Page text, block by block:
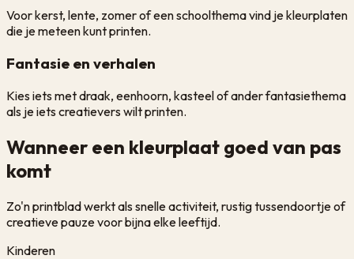
Voor kerst, lente, zomer of een schoolthema vind je kleurplaten
die je meteen kunt printen.
Fantasie en verhalen
Kies iets met draak, eenhoorn, kasteel of ander fantasiethema
als je iets creatievers wilt printen.
Wanneer een kleurplaat goed van pas
komt
Zo'n printblad werkt als snelle activiteit, rustig tussendoortje of
creatieve pauze voor bijna elke leeftijd.
Kinderen